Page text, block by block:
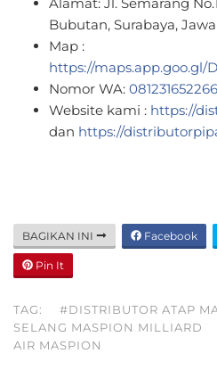
Bubutan, Surabaya,
Map :
https://maps.app.goo.gl/
Nomor WA: 081231652266
Website kami : https://
dan https://
BAGIKAN INI Facebook
Pin It
TAG: #DISTRIBUTOR ATAP
SELANG MASPION MILLIARD
AIR MASPION